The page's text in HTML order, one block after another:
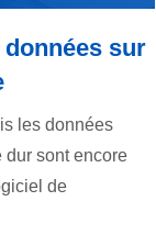
sur
les données
dur sont encore
de